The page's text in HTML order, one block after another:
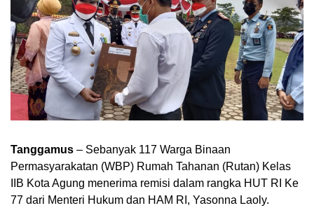
Tanggamus – Sebanyak 117 Warga Binaan
Permasyarakatan (WBP) Rumah Tahanan (Rutan) Kelas
IIB Kota Agung menerima remisi dalam rangka HUT RI Ke
77 dari Menteri Hukum dan HAM RI, Yasonna Laoly.